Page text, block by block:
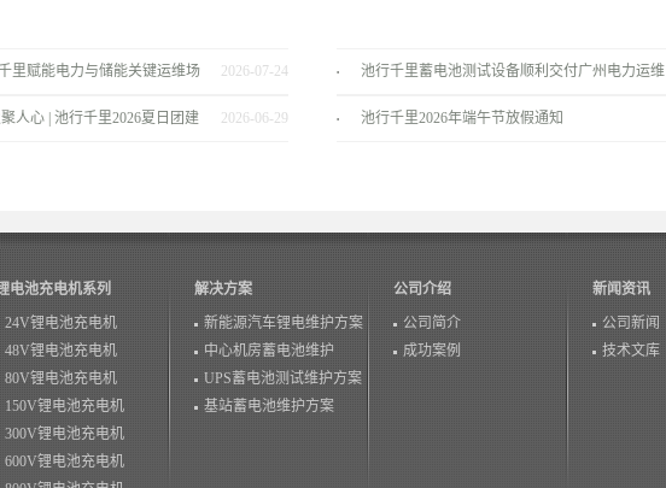
里赋能电力与储能关键运维场 2026-07-24 池行千里蓄电池测试设备顺利交付广州电力运维
服务商
人心 | 池行千里2026夏日团建 2026-06-29 池行千里2026年端午节放假通知
电池充电机系列
24V锂电池充电机
48V锂电池充电机
80V锂电池充电机
150V锂电池充电机
300V锂电池充电机
600V锂电池充电机
解决方案
新能源汽车锂电维护方案
中心机房蓄电池维护
UPS蓄电池测试维护方案
基站蓄电池维护方案
公司介绍
公司简介
成功案例
新闻资讯
公司新闻
技术文库